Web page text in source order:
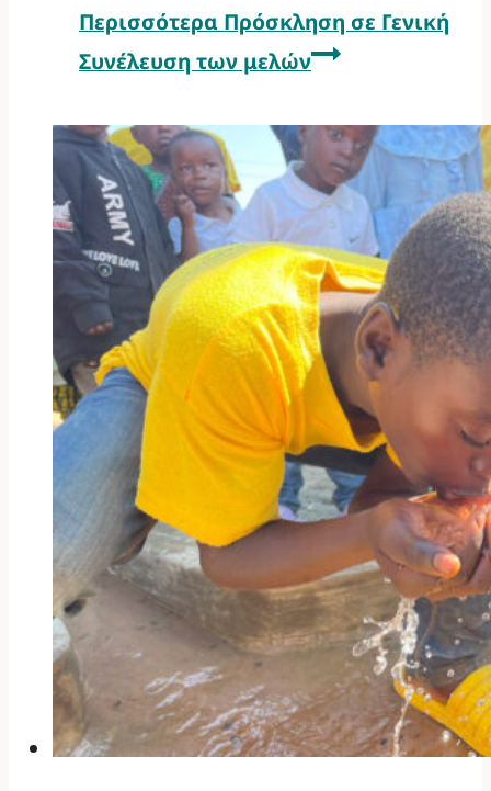
Περισσότερα Πρόσκληση σε Γενική
Συνέλευση των μελών